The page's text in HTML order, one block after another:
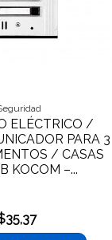
ELÉCTRICO /
PARA 3
/ CASAS
KOCOM –...